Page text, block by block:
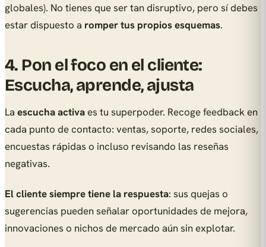
globales). No tienes que ser tan disruptivo, pero sí debes
estar dispuesto a romper tus propios esquemas.
4. Pon el foco en el cliente:
Escucha, aprende, ajusta
La escucha activaes tu superpoder. Recoge feedback en
cada punto de contacto: ventas, soporte, redes sociales,
encuestas rápidas o incluso revisando las reseñas
negativas.
El cliente siempre tiene la respuesta: sus quejas o
sugerencias pueden señalar oportunidades de mejora,
innovaciones o nichos de mercado aún sin explotar.